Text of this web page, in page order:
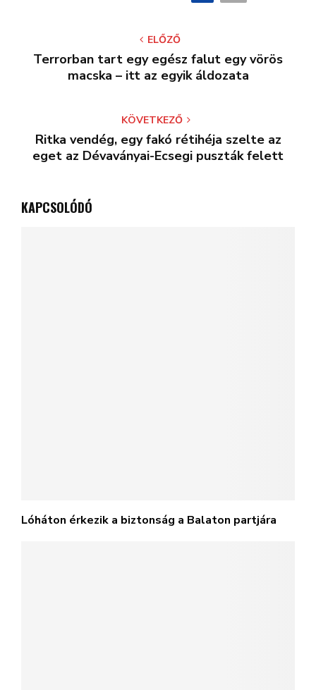
ELŐZŐ
Terrorban tart egy egész falut egy vörös
macska – itt az egyik áldozata
KÖVETKEZŐ
Ritka vendég, egy fakó rétihéja szelte az
eget az Dévaványai-Ecsegi puszták felett
KAPCSOLÓDÓ
Lóháton érkezik a biztonság a Balaton partjára